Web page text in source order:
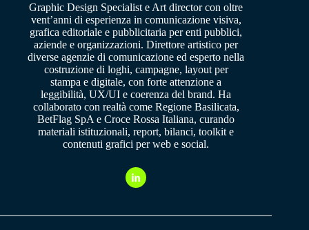
Graphic Design Specialist e Art director con oltre
vent’anni di esperienza in comunicazione visiva,
grafica editoriale e pubblicitaria per enti pubblici,
aziende e organizzazioni. Direttore artistico per
diverse agenzie di comunicazione ed esperto nella
costruzione di loghi, campagne, layout per
stampa e digitale, con forte attenzione a
leggibilità, UX/UI e coerenza del brand. Ha
collaborato con realtà come Regione Basilicata,
BetFlag SpA e Croce Rossa Italiana, curando
materiali istituzionali, report, bilanci, toolkit e
contenuti grafici per web e social.